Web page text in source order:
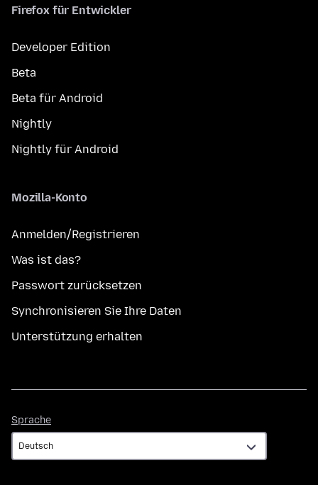
Firefox für Entwickler
Developer Edition
Beta
Beta für Android
Nightly
Nightly für Android
Mozilla-Konto
Anmelden/Registrieren
Was ist das?
Passwort zurücksetzen
Synchronisieren Sie Ihre Daten
Unterstützung erhalten
Sprache